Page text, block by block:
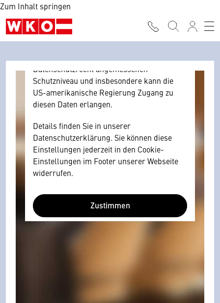
Zum Inhalt springen
Browser personenbezogene technische
Daten zu Geräten und Nutzerverhalten
mitunter mit US-amerikanischen Anbietern
Datenschutzrecht angemessenen
Schutzniveau und insbesondere kann die
US-amerikanische Regierung Zugang zu
diesen Daten erlangen.
Details finden Sie in unserer
Datenschutzerklärung. Sie können diese
Einstellungen jederzeit in den Cookie-
Einstellungen im Footer unserer Webseite
widerrufen.
Zustimmen